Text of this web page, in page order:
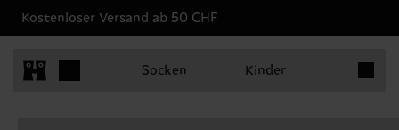
Kostenloser Versand ab 50 CHF
Socken Kinder